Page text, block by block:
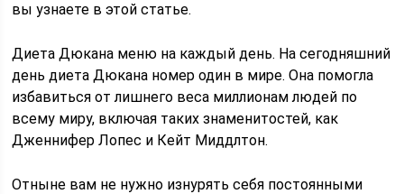
вы узнаете в этой статье.
Диета Дюкана меню на каждый день. На сегодняшний
день диета Дюкана номер один в мире. Она помогла
избавиться от лишнего веса миллионам людей по
всему миру, включая таких знаменитостей, как
Дженнифер Лопес и Кейт Миддлтон.
Отныне вам не нужно изнурять себя постоянными